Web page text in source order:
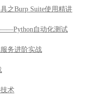
用实战
战
Flink 核心原理
习全栈工程师进阶案例实战
、架构与实战